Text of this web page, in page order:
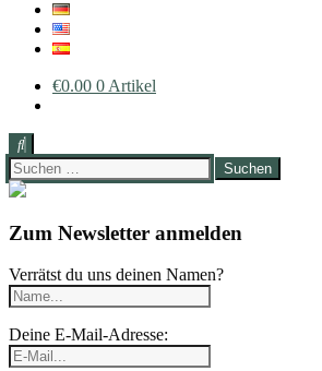
€0.00 0 Artikel
Suchen
nach:
Zum Newsletter anmelden
Verrätst du uns deinen Namen?
Deine E-Mail-Adresse: